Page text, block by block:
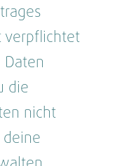
verpflichtet
die
nicht